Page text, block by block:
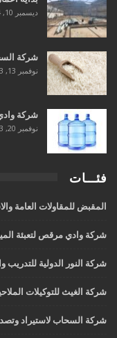
ديسمبر 10, 2024
شركة
نوفمبر 13, 2023
شركة
نوفمبر 20, 2023
فئـــات
المقبض للمقاولات العامة
شركة وادي مرقص لتعبئة
شركة النور الدولية للتدريب
شركة الغيث للتوكيلات
شركة السحاب لاستيراد